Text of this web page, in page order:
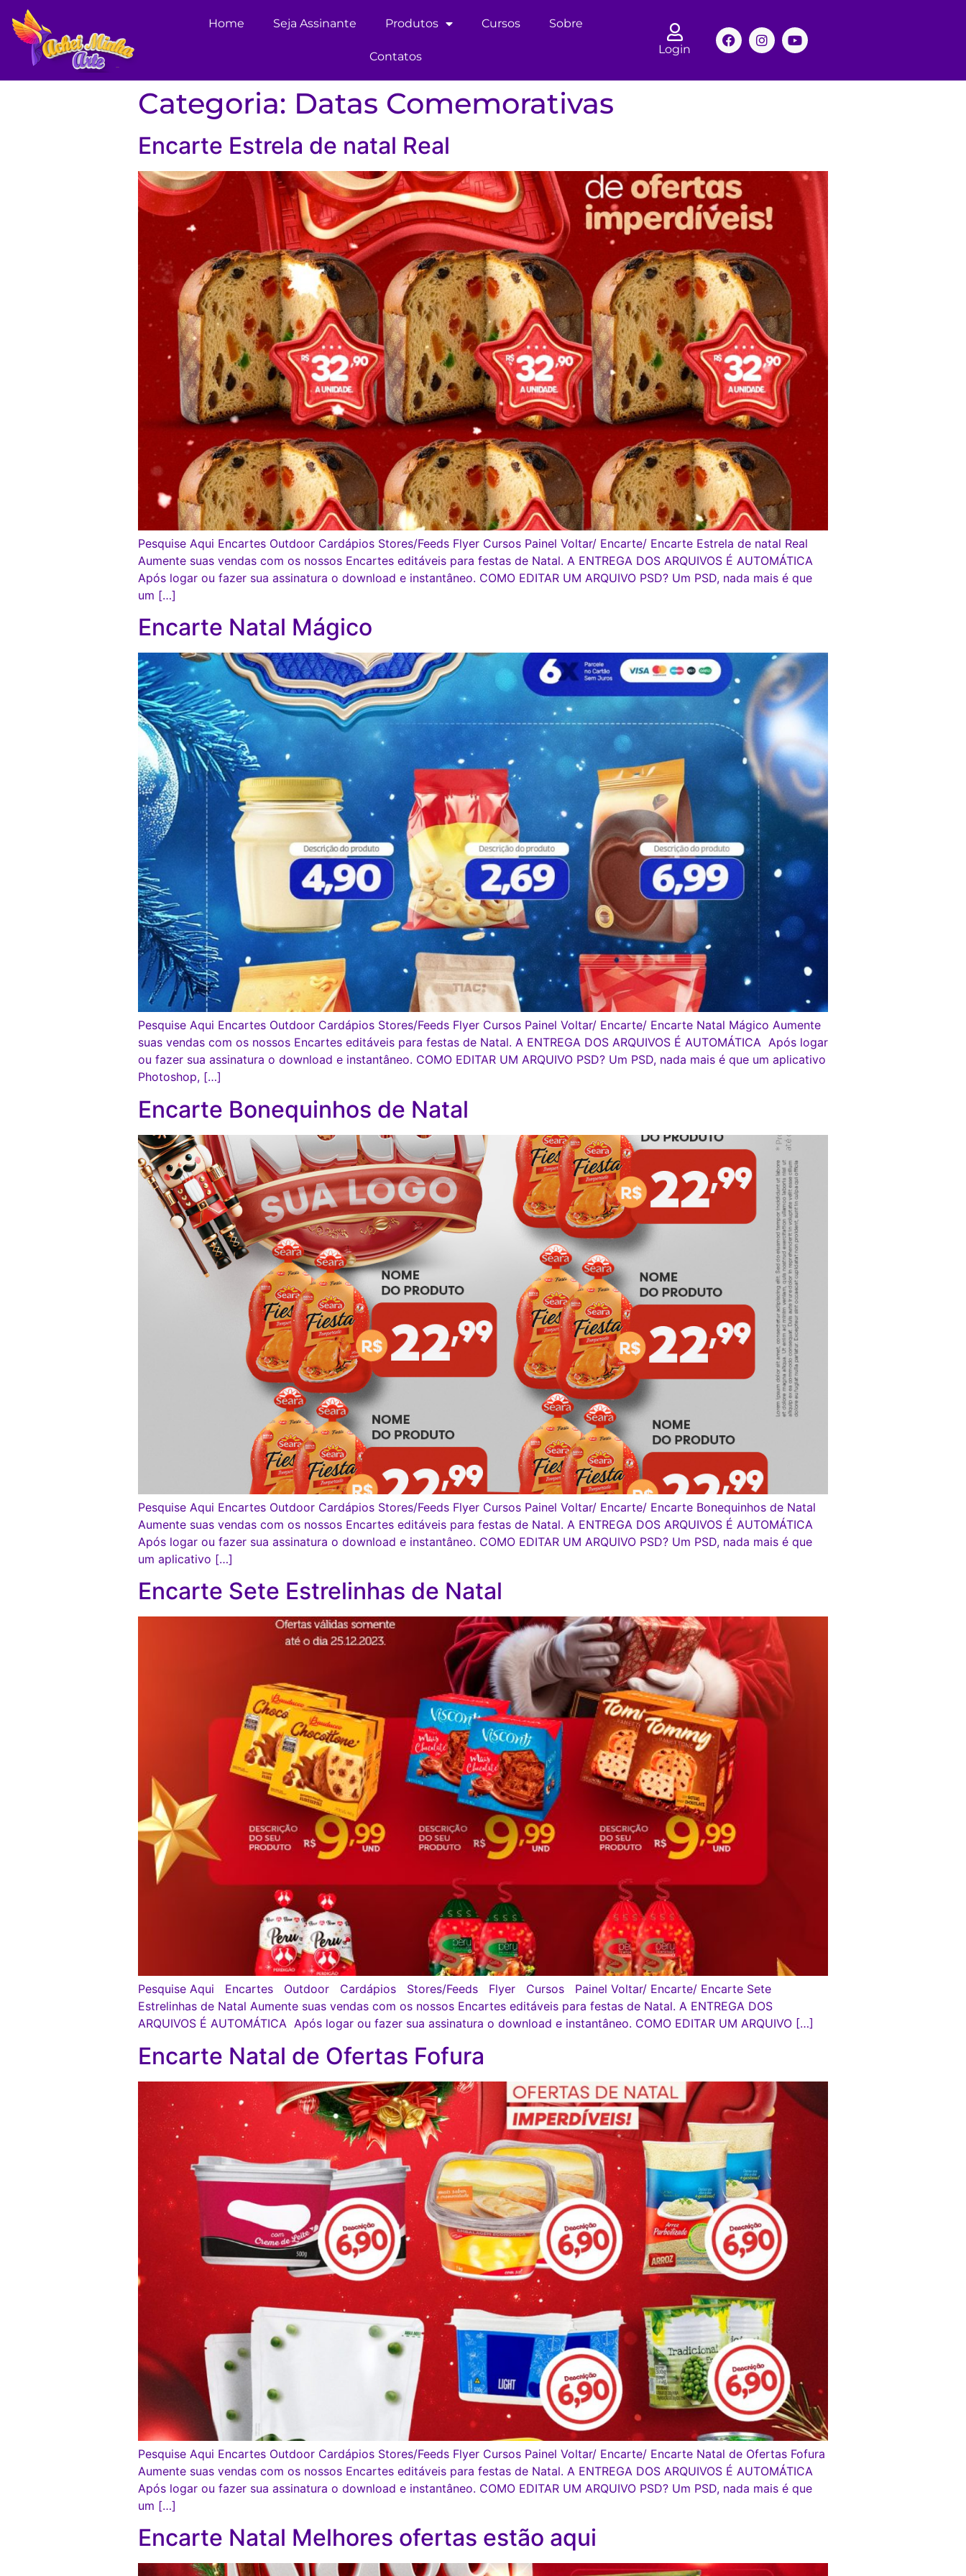
Home Seja Assinante Produtos Cursos Sobre
Contatos
Login
Categoria: Datas Comemorativas
Encarte Estrela de natal Real
Pesquise Aqui Encartes Outdoor Cardápios Stores/Feeds Flyer Cursos Painel Voltar/ Encarte/ Encarte Estrela de natal Real
Aumente suas vendas com os nossos Encartes editáveis para festas de Natal. A ENTREGA DOS ARQUIVOS É AUTOMÁTICA
Após logar ou fazer sua assinatura o download e instantâneo. COMO EDITAR UM ARQUIVO PSD? Um PSD, nada mais é que
um […]
Encarte Natal Mágico
Pesquise Aqui Encartes Outdoor Cardápios Stores/Feeds Flyer Cursos Painel Voltar/ Encarte/ Encarte Natal Mágico Aumente
suas vendas com os nossos Encartes editáveis para festas de Natal. A ENTREGA DOS ARQUIVOS É AUTOMÁTICA Após logar
ou fazer sua assinatura o download e instantâneo. COMO EDITAR UM ARQUIVO PSD? Um PSD, nada mais é que um aplicativo
Photoshop, […]
Encarte Bonequinhos de Natal
Pesquise Aqui Encartes Outdoor Cardápios Stores/Feeds Flyer Cursos Painel Voltar/ Encarte/ Encarte Bonequinhos de Natal
Aumente suas vendas com os nossos Encartes editáveis para festas de Natal. A ENTREGA DOS ARQUIVOS É AUTOMÁTICA
Após logar ou fazer sua assinatura o download e instantâneo. COMO EDITAR UM ARQUIVO PSD? Um PSD, nada mais é que
um aplicativo […]
Encarte Sete Estrelinhas de Natal
Pesquise Aqui Encartes Outdoor Cardápios Stores/Feeds Flyer Cursos Painel Voltar/ Encarte/ Encarte Sete
Estrelinhas de Natal Aumente suas vendas com os nossos Encartes editáveis para festas de Natal. A ENTREGA DOS
ARQUIVOS É AUTOMÁTICA Após logar ou fazer sua assinatura o download e instantâneo. COMO EDITAR UM ARQUIVO […]
Encarte Natal de Ofertas Fofura
Pesquise Aqui Encartes Outdoor Cardápios Stores/Feeds Flyer Cursos Painel Voltar/ Encarte/ Encarte Natal de Ofertas Fofura
Aumente suas vendas com os nossos Encartes editáveis para festas de Natal. A ENTREGA DOS ARQUIVOS É AUTOMÁTICA
Após logar ou fazer sua assinatura o download e instantâneo. COMO EDITAR UM ARQUIVO PSD? Um PSD, nada mais é que
um […]
Encarte Natal Melhores ofertas estão aqui